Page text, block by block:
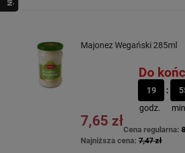
Majonez Wegański 285ml
Do
19
godz.
7,65 zł
Cena regularna:
Najniższa cena: 7,47 zł